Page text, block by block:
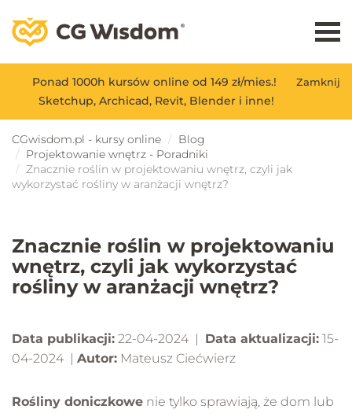
Zamknij
Ponad 1000h kursów online od 149 zł/mies.!
Sketchup, Archicad, Revit, Blender i inne!
CGwisdom.pl - kursy online
Blog
Projektowanie wnętrz - Poradniki
Znacznie roślin w projektowaniu wnętrz, czyli jak
wykorzystać rośliny w aranżacji wnętrz?
Znacznie roślin w projektowaniu
wnętrz, czyli jak wykorzystać
rośliny w aranżacji wnętrz?
Data publikacji: 22-04-2024 | Data aktualizacji: 15-
04-2024 | Autor: Mateusz Ciećwierz
Rośliny doniczkowe nie tylko sprawiają, że dom lub